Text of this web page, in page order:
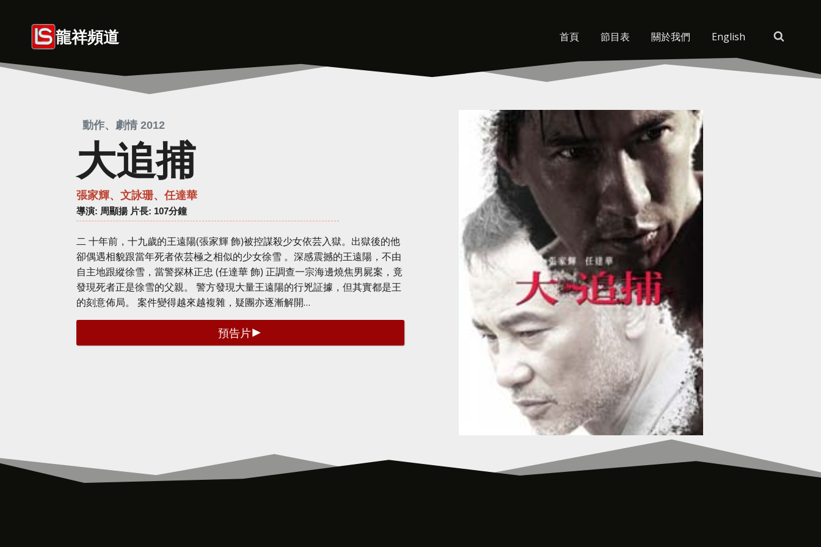
龍祥頻道 首頁 節目表 關於我們 English
動作、劇情 2012
大追捕
張家輝、文詠珊、任達華
導演: 周顯揚 片長: 107分鐘
二 十年前，十九歲的王遠陽(張家輝 飾)被控謀殺少女依芸入獄。出獄後的他
卻偶遇相貌跟當年死者依芸極之相似的少女徐雪 。深感震撼的王遠陽，不由
自主地跟縱徐雪，當警探林正忠 (任達華 飾) 正調查一宗海邊燒焦男屍案，竟
發現死者正是徐雪的父親。 警方發現大量王遠陽的行兇証據，但其實都是王
的刻意佈局。 案件變得越來越複雜，疑團亦逐漸解開…
預告片